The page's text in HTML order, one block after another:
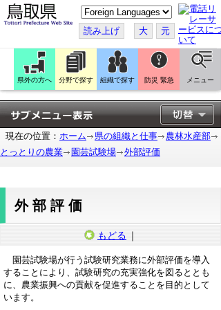
こ
の
ペ
ー
ジ
翻
訳
す
る
読み上げ 大 元
県外の方へ 分野で探す 組織で探す 防災 緊急 メニュー
現在の位置： ホーム 県の組織と仕事
農林水産部
とっとりの農業
園芸試験場 外部評価
外部評価
もどる ｜
園芸試験場が行う試験研究業務に外部評価を導入
することにより、試験研究の充実強化を図るととも
に、農業振興への貢献を促進することを目的として
います。